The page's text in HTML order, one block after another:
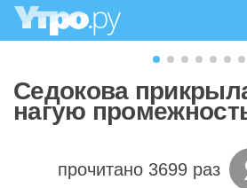
Седокова
нагую
прочитано 3699 раз